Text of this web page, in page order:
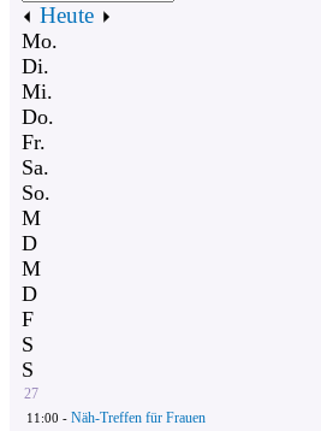
Heute
Mo.
Di.
Mi.
Do.
Fr.
Sa.
So.
M
D
M
D
F
S
S
27
11:00 - Näh-Treffen für Frauen